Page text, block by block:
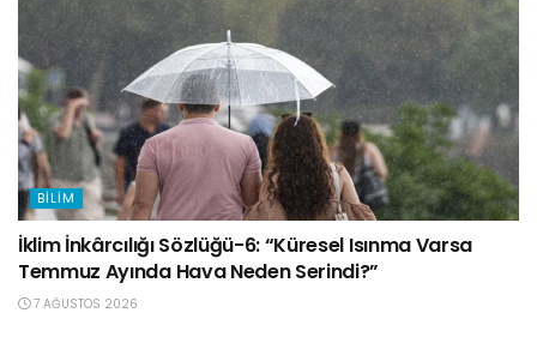
BILIM
İklim İnkârcılığı Sözlüğü-6: “Küresel Isınma Varsa
Temmuz Ayında Hava Neden Serindi?”
7 AĞUSTOS 2026